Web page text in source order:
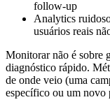
follow-up
Analytics
usuários reais
Monitorar não é sobre
diagnóstico rápido.
de onde veio (uma
específico ou um novo